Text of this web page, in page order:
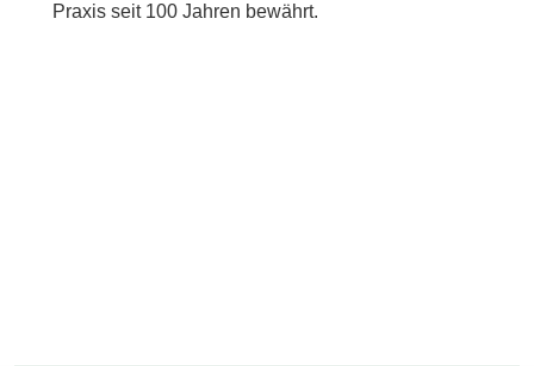
Praxis seit 100 Jahren bewährt.